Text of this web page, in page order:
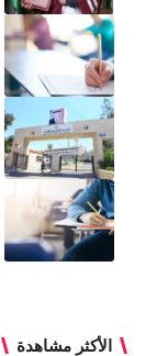
الأكثر مشاهدة